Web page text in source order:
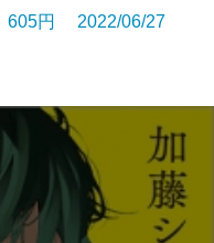
円 2022/06/27